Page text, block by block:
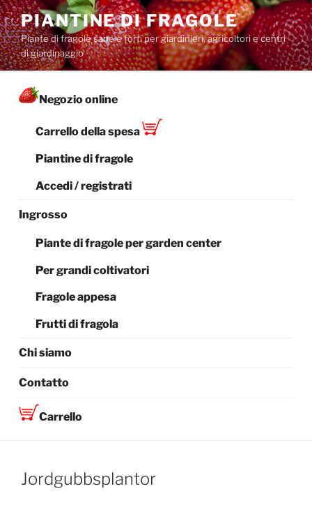
Salta
al
contenuto
PIANTINE DI FRAGOLE
Piante di fragole sane e forti per giardinieri, agricoltori e centri
di giardinaggio
Negozio online
Carrello della spesa
Piantine di fragole
Accedi / registrati
Ingrosso
Piante di fragole per garden center
Per grandi coltivatori
Fragole appesa
Frutti di fragola
Chi siamo
Contatto
Carrello
Jordgubbsplantor